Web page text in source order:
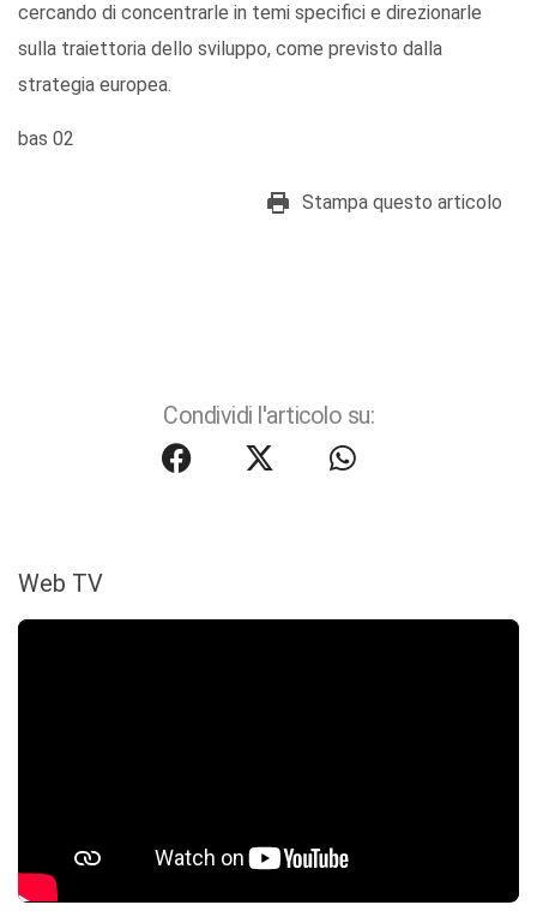
cercando di concentrarle in temi specifici e direzionarle
sulla traiettoria dello sviluppo, come previsto dalla
strategia europea.
bas 02
Stampa questo articolo
Condividi l'articolo su:
Web TV